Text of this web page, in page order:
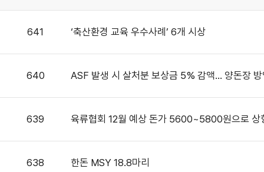
641 ‘축산환경 교육 우수사례’ 6개 시상
640 ASF 발생 시 살처분 보상금 5% 감액… 양돈장
639 육류협회 12월 예상 돈가 5600~5800원으로 상
638 한돈 MSY 18.8마리